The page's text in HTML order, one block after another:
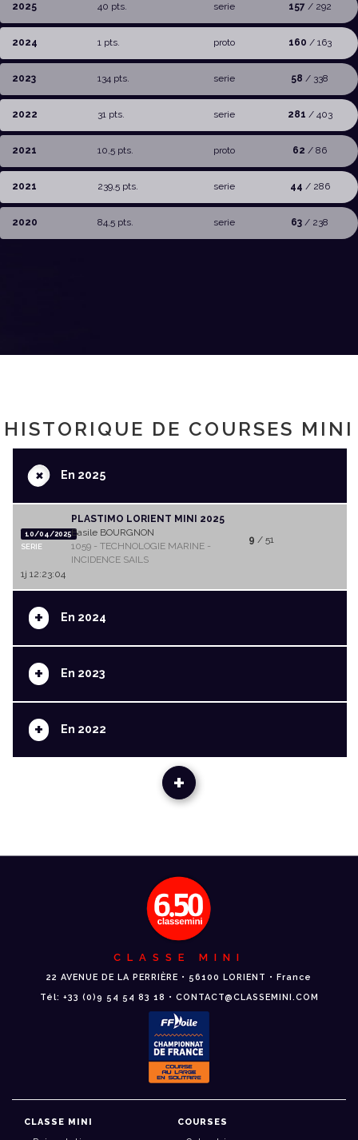
2025 40 pts. serie 157 / 292
2024 1 pts. proto 160 / 163
2023 134 pts. serie 58 / 338
2022 31 pts. serie 281 / 403
2021 10,5 pts. proto 62 / 86
2021 239,5 pts. serie 44 / 286
2020 84,5 pts. serie 63 / 238
HISTORIQUE DE COURSES MINI
+En 2025
10/04/2025
SERIE
PLASTIMO LORIENT MINI 2025
Basile BOURGNON
1059 - TECHNOLOGIE MARINE -
INCIDENCE SAILS
9 / 51
1j 12:23:04
+ En 2024
+ En 2023
+ En 2022
+
CLASSE MINI
22 AVENUE DE LA PERRIÈRE • 56100 LORIENT • France
Tél: +33 (0)9 54 54 83 18 • CONTACT@CLASSEMINI.COM
CLASSE MINI
COURSES